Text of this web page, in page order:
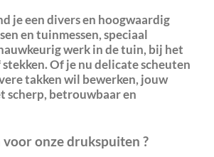
je een divers en hoogwaardig
en tuinmessen, speciaal
werk in de tuin, bij het
Of je nu delicate scheuten
takken wil bewerken, jouw
scherp, betrouwbaar en
onze drukspuiten ?